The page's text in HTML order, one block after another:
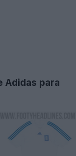
Adidas para